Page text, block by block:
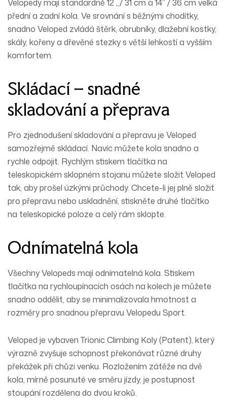
Velopedy mají standardně 12 „/ 31 cm a 14“ / 36 cm velká
přední a zadní kola. Ve srovnání s běžnými chodítky,
snadno Veloped zvládá štěrk, obrubníky, dlažební kostky,
skály, kořeny a dřevěné stezky s větší lehkostí a vyšším
komfortem.
Skládací – snadné
skladování a přeprava
Pro zjednodušení skladování a přepravu je Veloped
samozřejmě skládací. Navíc můžete kola snadno a
rychle odpojit. Rychlým stiskem tlačítka na
teleskopickém sklopném stojanu můžete složit Veloped
tak, aby prošel úzkými průchody. Chcete-li jej plně složit
pro přepravu nebo uskladnění, stiskněte druhé tlačítko
na teleskopické poloze a celý rám sklopte.
Odnímatelná kola
Všechny Velopeds mají odnímatelná kola. Stiskem
tlačítka na rychloupínacích osách na kolech je můžete
snadno oddělit, aby se minimalizovala hmotnost a
rozměry pro snadnou přepravu Velopedu Sport.
Veloped je vybaven Trionic Climbing Koly (Patent), který
výrazně zvyšuje schopnost překonávat různé druhy
překážek při chůzi venku. Rozložením zátěže na dvě
kola, mírně posunuté ve směru jízdy, je postupnost
stoupání rozdělena do dvou kroků.